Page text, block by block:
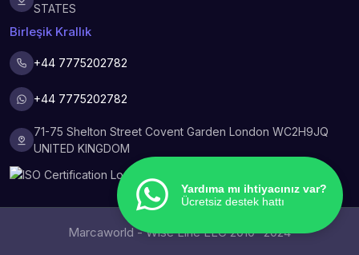
STATES
Birleşik Krallık
+44 7775202782
+44 7775202782
71-75 Shelton Street Covent Garden London WC2H9JQ
UNITED KINGDOM
Marcaworld - Wise Line LLC 2010- 2024
Yardıma mı ihtiyacınız var?
Ücretsiz destek hattı